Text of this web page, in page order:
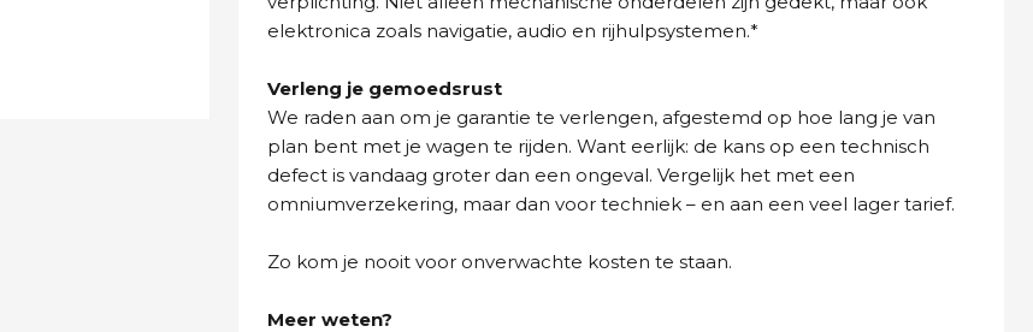
elektronica zoals navigatie, audio en rijhulpsystemen.*
Verleng je gemoedsrust
We raden aan om je garantie te verlengen, afgestemd op hoe lang je van
plan bent met je wagen te rijden. Want eerlijk: de kans op een technisch
defect is vandaag groter dan een ongeval. Vergelijk het met een
omniumverzekering, maar dan voor techniek – en aan een veel lager tarief.
Zo kom je nooit voor onverwachte kosten te staan.
Meer weten?